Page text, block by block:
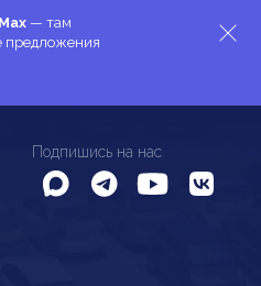
Max — там
предложения
Подпишись на нас